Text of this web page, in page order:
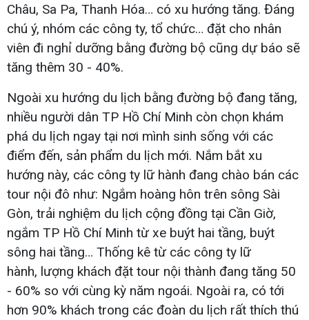
Châu, Sa Pa, Thanh Hóa… có xu hướng tăng. Đáng
chú ý, nhóm các công ty, tổ chức… đặt cho nhân
viên đi nghỉ dưỡng bằng đường bộ cũng dự báo sẽ
tăng thêm 30 - 40%.
Ngoài xu hướng du lịch bằng đường bộ đang tăng,
nhiều người dân TP Hồ Chí Minh còn chọn khám
phá du lịch ngay tại nơi mình sinh sống với các
điểm đến, sản phẩm du lịch mới. Nắm bắt xu
hướng này, các công ty lữ hành đang chào bán các
tour nội đô như: Ngắm hoàng hôn trên sông Sài
Gòn, trải nghiệm du lịch cộng đồng tại Cần Giờ,
ngắm TP Hồ Chí Minh từ xe buýt hai tầng, buýt
sông hai tầng… Thống kê từ các công ty lữ
hành, lượng khách đặt tour nội thành đang tăng 50
- 60% so với cùng kỳ năm ngoái. Ngoài ra, có tới
hơn 90% khách trong các đoàn du lịch rất thích thú